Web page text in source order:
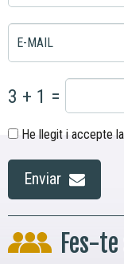
E-MAIL
3 + 1 =
He llegit i accepte la
Enviar
Fes-